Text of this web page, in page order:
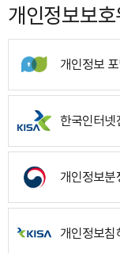
개인정보보
개인정보
한국인터넷
개인정보분
개인정보침